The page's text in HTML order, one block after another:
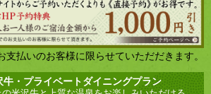
支払いのお客様に限らせていただだきます。
牛・プライベートダイニングプラン